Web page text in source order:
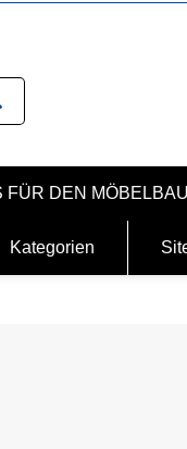
FÜR DEN MÖBELBAU
Kategorien